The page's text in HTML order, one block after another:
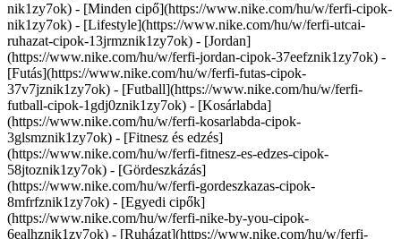
nik1zy7ok) - [Minden cipő](https://www.nike.com/hu/w/ferfi-cipok-
nik1zy7ok) - [Lifestyle](https://www.nike.com/hu/w/ferfi-utcai-
ruhazat-cipok-13jrmznik1zy7ok) - [Jordan]
(https://www.nike.com/hu/w/ferfi-jordan-cipok-37eefznik1zy7ok) -
[Futás](https://www.nike.com/hu/w/ferfi-futas-cipok-
37v7jznik1zy7ok) - [Futball](https://www.nike.com/hu/w/ferfi-
futball-cipok-1gdj0znik1zy7ok) - [Kosárlabda]
(https://www.nike.com/hu/w/ferfi-kosarlabda-cipok-
3glsmznik1zy7ok) - [Fitnesz és edzés]
(https://www.nike.com/hu/w/ferfi-fitnesz-es-edzes-cipok-
58jtoznik1zy7ok) - [Gördeszkázás]
(https://www.nike.com/hu/w/ferfi-gordeszkazas-cipok-
8mfrfznik1zy7ok) - [Egyedi cipők]
(https://www.nike.com/hu/w/ferfi-nike-by-you-cipok-
6ealhznik1zy7ok) - [Ruházat](https://www.nike.com/hu/w/ferfi-